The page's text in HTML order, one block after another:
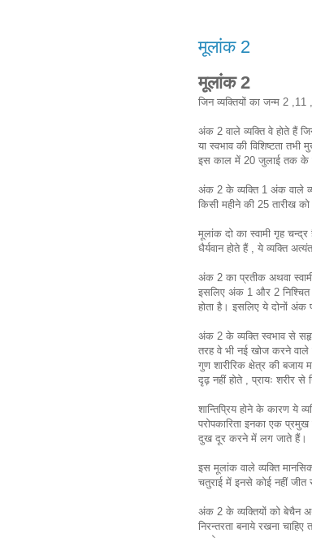
मूलांक 2
मूलांक 2
जिन व्यक्तियों का जन्म 2 ,11
अंक 2 वाले व्यक्ति वे होते हैं
या स्वभाव की विशिष्टता
इस काल में 20 जुलाई तक के
अंक 2 के व्यक्ति 1 अंक वाले
किसी महीने की 25 तारीख
मूलांक दो का स्वामी गृह
धैर्यवान होते हैं , ये व्यक्ति
अंक 2 का प्रतीक अथवा
इसलिए अंक 1 और 2
होता है। इसलिए ये दोनों अंक
अंक 2 के व्यक्ति स्वभाव से
तरह वे भी नई खोज करने वाले
गुण शारीरिक क्षेत्र की
दृढ़ नहीं होते , प्रायः शरीर से
शान्तिप्रिय होने के कारण ये
परोपकारिता इनका एक
दुख दूर करने में लग जाते हैं।
इस मूलांक वाले व्यक्ति
चतुराई में इनसे कोई नहीं जीत
अंक 2 के व्यक्तियों को बेचैन
निरन्तरता बनाये रखना